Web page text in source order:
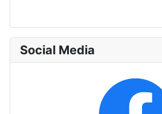
Social Media